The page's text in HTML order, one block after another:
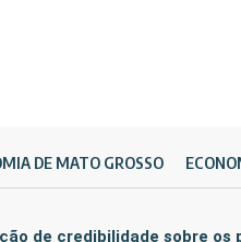
DE MATO GROSSO
de credibilidade sobre